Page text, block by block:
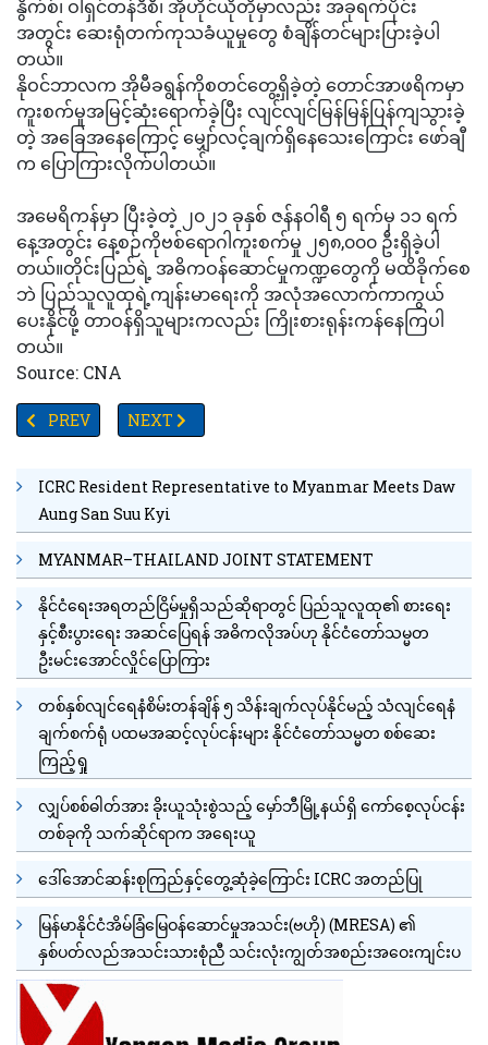
နွိက်စ်၊ ဝါရှင်တန်ဒီစီ၊ အိုဟိုင်ယိုတိုမှာလည်း အခုရက်ပိုင်း
အတွင်း ဆေးရုံတက်ကုသခံယူမှုတွေ စံချိန်တင်များပြားခဲ့ပါ
တယ်။
နိုဝင်ဘာလက အိုမီခရွန်ကိုစတင်တွေ့ရှိခဲ့တဲ့ တောင်အာဖရိကမှာ
ကူးစက်မှုအမြင့်ဆုံးရောက်ခဲ့ပြီး လျင်လျင်မြန်မြန်ပြန်ကျသွားခဲ့
တဲ့ အခြေအနေကြောင့် မျှော်လင့်ချက်ရှိနေသေးကြောင်း ဖော်ချီ
က ပြောကြားလိုက်ပါတယ်။
အမေရိကန်မှာ ပြီးခဲ့တဲ့ ၂၀၂၁ ခုနှစ် ဇန်နဝါရီ ၅ ရက်မှ ၁၁ ရက်
နေ့အတွင်း နေ့စဉ်ကိုဗစ်ရောဂါကူးစက်မှု ၂၅၈,၀၀၀ ဦးရှိခဲ့ပါ
တယ်။တိုင်းပြည်ရဲ့ အဓိကဝန်ဆောင်မှုကဏ္ဍတွေကို မထိခိုက်စေ
ဘဲ ပြည်သူလူထုရဲ့ကျန်းမာရေးကို အလုံအလောက်ကာကွယ်
ပေးနိုင်ဖို့ တာဝန်ရှိသူများကလည်း ကြိုးစားရုန်းကန်နေကြပါ
တယ်။
Source: CNA
PREVIOUS ARTICLE: အမေရိကန်အရှေ့ဘက်ကမ်းခြေ နှင်းမုန်တိုင်
PREV NEXT ARTICLE: ကိုဗစ်ကပ်ရောဂါကြာရှည်လာတ
NEXT
ICRC Resident Representative to Myanmar Meets Daw
Aung San Suu Kyi
MYANMAR–THAILAND JOINT STATEMENT
နိုင်ငံရေးအရတည်ငြိမ်မှုရှိသည်ဆိုရာတွင် ပြည်သူလူထု၏ စားရေး
နှင့်စီးပွားရေး အဆင်ပြေရန် အဓိကလိုအပ်ဟု နိုင်ငံတော်သမ္မတ
ဦးမင်းအောင်လှိုင်ပြောကြား
တစ်နှစ်လျင်ရေနံစိမ်းတန်ချိန် ၅ သိန်းချက်လုပ်နိုင်မည့် သံလျင်ရေနံ
ချက်စက်ရုံ ပထမအဆင့်လုပ်ငန်းများ နိုင်ငံတော်သမ္မတ စစ်ဆေး
ကြည့်ရှု
လျှပ်စစ်ဓါတ်အား ခိုးယူသုံးစွဲသည့် မှော်ဘီမြို့နယ်ရှိ ကော်စေ့လုပ်ငန်း
တစ်ခုကို သက်ဆိုင်ရာက အရေးယူ
ဒေါ်အောင်ဆန်းစုကြည်နှင့်တွေ့ဆုံခဲ့ကြောင်း ICRC အတည်ပြု
မြန်မာနိုင်ငံအိမ်ခြံမြေဝန်ဆောင်မှုအသင်း(ဗဟို) (MRESA) ၏
နှစ်ပတ်လည်အသင်းသားစုံညီ သင်းလုံးကျွတ်အစည်းအဝေးကျင်းပ